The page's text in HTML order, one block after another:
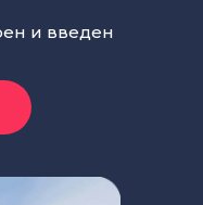
и введен